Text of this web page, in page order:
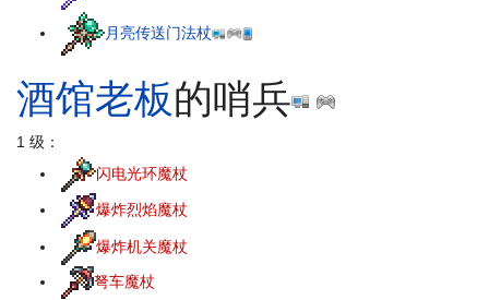
月亮传送门法杖
酒馆老板的哨兵
1 级：
闪电光环魔杖
爆炸烈焰魔杖
爆炸机关魔杖
弩车魔杖